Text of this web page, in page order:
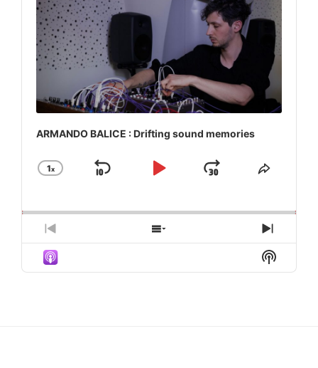
ARMANDO BALICE : Drifting sound memories
Change
1x
Skip
Play
JumpShare
Previous
Episode
Show
Episodes
Next
Show